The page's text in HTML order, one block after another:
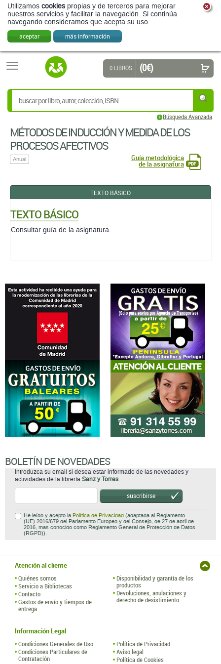
Utilizamos cookies propias y de terceros para mejorar
nuestros servicios y facilitar la navegación. Si continúa
navegando consideramos que acepta su uso.
aceptar más información
Búsqueda Avanzada
0 LIBROS (0 €)
MÉTODOS DE INDUCCIÓN Y MEDIDA DE LOS
PROCESOS AFECTIVOS
Anual Guía metodológica
de la asignatura
TEXTO BÁSICO
TEXTO BÁSICO
Consultar guía de la asignatura.
BOLETÍN DE NOVEDADES
Introduzca su email si desea estar informado de las novedades y
actividades de la librería Sanz y Torres.
suscribirse
He leído y acepto la Política de Privacidad (adaptada al Reglamento
(UE) 2016/679 del Parlamento Europeo y del Consejo, de 27 de abril de
2016, mas conocido como Reglamento General de Protección de Datos
(RGPD)).
Atención al cliente
Quiénes somos
Servicio a Bibliotecas
Contacto
Gastos de envío y tiempos de
entrega
Disponibilidad y garantía de los
productos
Devoluciones, anulaciones y
derecho de desistimiento
Información Legal
Condiciones Generales de Uso
Condiciones Particulares de
Contratación
Política de Privacidad
Aviso legal
Política de Cookies